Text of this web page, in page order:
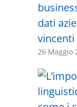
dati
vincenti
26 Maggio